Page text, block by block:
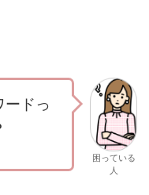
ードっ
困っている
人